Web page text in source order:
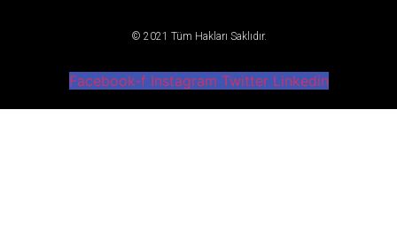
© 2021 Tüm Hakları Saklıdır.
Facebook-f Instagram Twitter Linkedin